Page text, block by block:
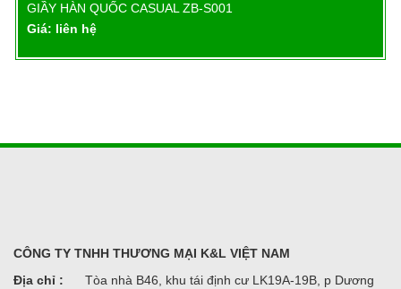
Chi tiết
GIẦY HÀN QUỐC CASUAL ZB-S001
Giá: liên hệ
CÔNG TY TNHH THƯƠNG MẠI K&L VIỆT NAM
Địa chỉ :
Tòa nhà B46, khu tái định cư LK19A-19B, p Dương